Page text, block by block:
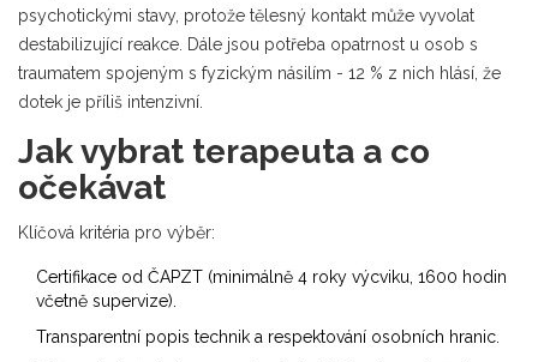
psychotickými stavy, protože tělesný kontakt může vyvolat
destabilizující reakce. Dále jsou potřeba opatrnost u osob s
traumatem spojeným s fyzickým násilím - 12 % z nich hlásí, že
dotek je příliš intenzivní.
Jak vybrat terapeuta a co
očekávat
Klíčová kritéria pro výběr:
Certifikace od ČAPZT (minimálně 4 roky výcviku, 1600 hodin
včetně supervize).
Transparentní popis technik a respektování osobních hranic.